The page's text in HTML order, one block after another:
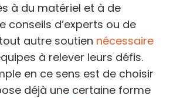
à du matériel et à de
conseils d’experts ou de
autre soutien nécessaire
à relever leurs défis.
en ce sens est de choisir
déjà une certaine forme